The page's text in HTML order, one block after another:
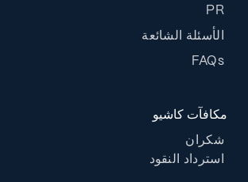
PR
الأسئلة الشائعة
FAQs
مكافآت كاشيو
شكران
استرداد النقود